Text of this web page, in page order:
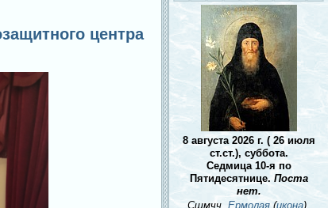
центра
8 августа 2026 г. ( 26 июля
ст.ст.), суббота.
Седмица 10-я по
Пятидесятнице. Поста
нет.
Сщмчч. Ермолая (икона),